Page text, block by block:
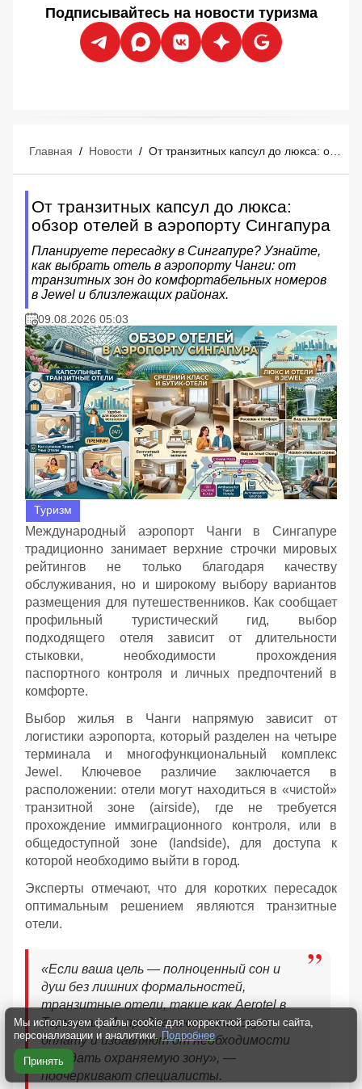
Подписывайтесь на новости туризма
Главная / Новости /
От транзитных капсул до люкса:
обзор отелей в аэропорту Сингапура
Планируете пересадку в Сингапуре? Узнайте,
как выбрать отель в аэропорту Чанги: от
транзитных зон до комфортабельных номеров
в Jewel и близлежащих районах.
09.08.2026 05:03
Туризм
Международный аэропорт Чанги в Сингапуре
традиционно занимает верхние строчки мировых
рейтингов не только благодаря качеству
обслуживания, но и широкому выбору вариантов
размещения для путешественников. Как сообщает
профильный туристический гид, выбор
подходящего отеля зависит от длительности
стыковки, необходимости прохождения
паспортного контроля и личных предпочтений в
комфорте.
Выбор жилья в Чанги напрямую зависит от
логистики аэропорта, который разделен на четыре
терминала и многофункциональный комплекс
Jewel. Ключевое различие заключается в
расположении: отели могут находиться в «чистой»
транзитной зоне (airside), где не требуется
прохождение иммиграционного контроля, или в
общедоступной зоне (landside), для доступа к
которой необходимо выйти в город.
Эксперты отмечают, что для коротких пересадок
оптимальным решением являются транзитные
отели.
«Если ваша цель — полноценный сон и
душ без лишних формальностей,
транзитные отели, такие как Aerotel в
Терминале 1, предлагают почасовую
оплату и избавляют от необходимости
покидать охраняемую зону», —
подчеркивают специалисты.
Мы используем файлы cookie для корректной работы сайта,
персонализации и аналитики. Подробнее
Принять